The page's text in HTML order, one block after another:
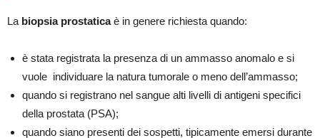
La biopsia prostaticaè in genere richiesta quando:
è stata registrata la presenza di un ammasso anomalo e si
vuole individuare la natura tumorale o meno dell’ammasso;
quando si registrano nel sangue alti livelli di antigeni specifici
della prostata (PSA);
quando siano presenti dei sospetti, tipicamente emersi durante